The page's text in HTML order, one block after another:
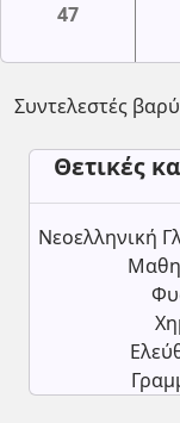
47
Συντελεστές
Θετικές
Νεοελληνική